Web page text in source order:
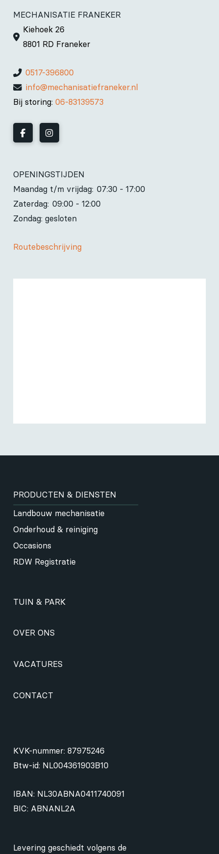
MECHANISATIE FRANEKER
Kiehoek 26
8801 RD Franeker
0517-396800
info@mechanisatiefraneker.nl
Bij storing: 06-83139573
OPENINGSTIJDEN
Maandag t/m vrijdag: 07:30 - 17:00
Zaterdag: 09:00 - 12:00
Zondag: gesloten
Routebeschrijving
PRODUCTEN & DIENSTEN
Landbouw mechanisatie
Onderhoud & reiniging
Occasions
RDW Registratie
TUIN & PARK
OVER ONS
VACATURES
CONTACT
KVK-nummer: 87975246
Btw-id: NL004361903B10
IBAN: NL30ABNA0411740091
BIC: ABNANL2A
Levering geschiedt volgens de